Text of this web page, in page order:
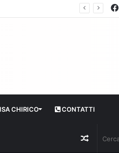
CHIRICO CONTATTI
Articolo